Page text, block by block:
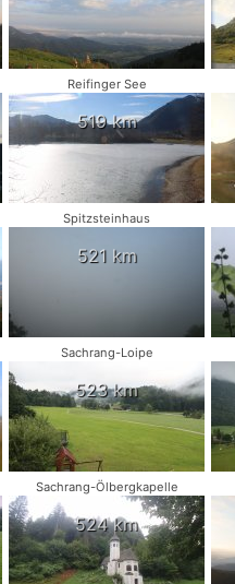
Reifinger See
519 km
Spitzsteinhaus
521 km
Sachrang-Loipe
523 km
Sachrang-Ölbergkapelle
524 km